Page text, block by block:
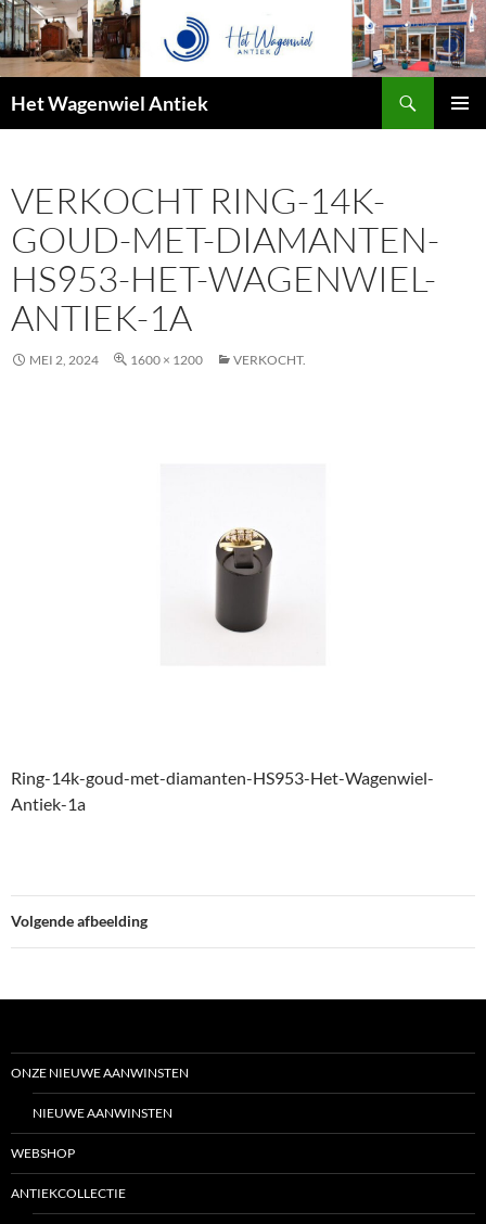
Het Wagenwiel Antiek
VERKOCHT RING-14K-
GOUD-MET-DIAMANTEN-
HS953-HET-WAGENWIEL-
ANTIEK-1A
MEI 2, 2024 1600 × 1200 VERKOCHT.
Ring-14k-goud-met-diamanten-HS953-Het-Wagenwiel-
Antiek-1a
Volgende afbeelding
ONZE NIEUWE AANWINSTEN
NIEUWE AANWINSTEN
WEBSHOP
ANTIEKCOLLECTIE